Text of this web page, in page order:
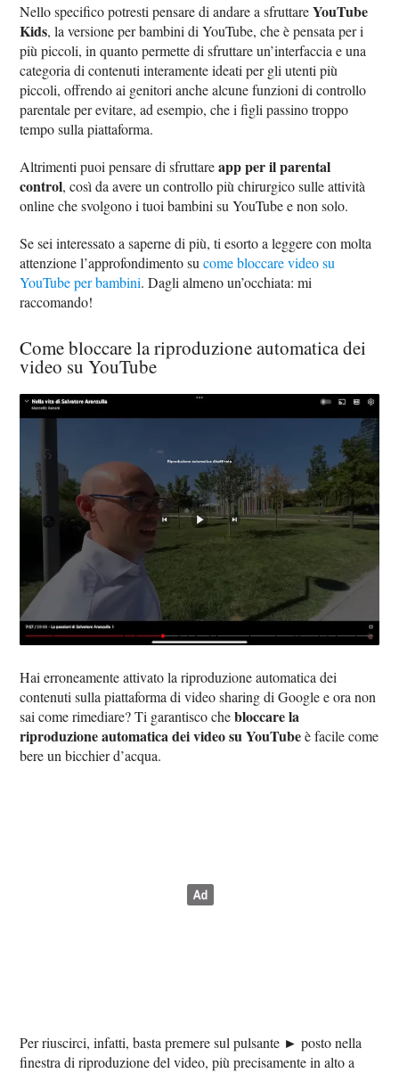
Nello specifico potresti pensare di andare a sfruttareYouTube
Kids, la versione per bambini di YouTube, che è pensata per i
più piccoli, in quanto permette di sfruttare un’interfaccia e una
categoria di contenuti interamente ideati per gli utenti più
piccoli, offrendo ai genitori anche alcune funzioni di controllo
parentale per evitare, ad esempio, che i figli passino troppo
tempo sulla piattaforma.
Altrimenti puoi pensare di sfruttareapp per il parental
control, così da avere un controllo più chirurgico sulle attività
online che svolgono i tuoi bambini su YouTube e non solo.
Se sei interessato a saperne di più, ti esorto a leggere con molta
attenzione l’approfondimento sucome bloccare video su
YouTube per bambini. Dagli almeno un’occhiata: mi
raccomando!
Come bloccare la riproduzione automatica dei
video su YouTube
Hai erroneamente attivato la riproduzione automatica dei
contenuti sulla piattaforma di video sharing di Google e ora non
sai come rimediare? Ti garantisco chebloccare la
riproduzione automatica dei video su YouTubeè facile come
bere un bicchier d’acqua.
Per riuscirci, infatti, basta premere sul pulsante ► posto nella
finestra di riproduzione del video, più precisamente in alto a